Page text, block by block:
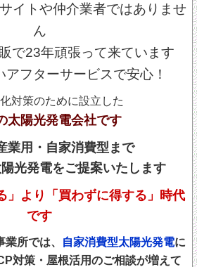
イトや仲介業者ではありませ
ん
で23年頑張って来ています
アフターサービスで安心！
対策のために設立した
太陽光発電会社です
業用・自家消費型まで
光発電をご提案いたします
」より「買わずに得する」時代
です
所では、 自家消費型太陽光発電に
対策・屋根活用のご相談が増えて